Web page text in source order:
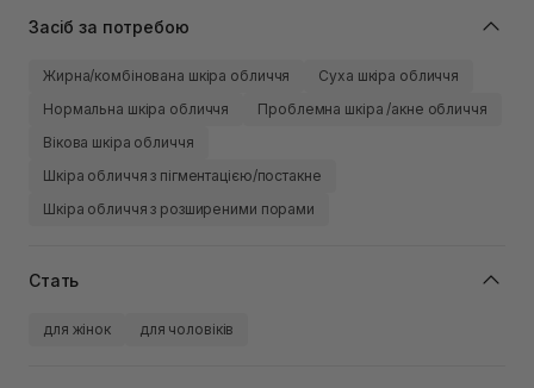
Засіб за потребою
Жирна/комбінована шкіра обличчя
Суха шкіра обличчя
Нормальна шкіра обличчя
Проблемна шкіра /акне обличчя
Вікова шкіра обличчя
Шкіра обличчя з пігментацією/постакне
Шкіра обличчя з розширеними порами
Стать
для жінок для чоловіків